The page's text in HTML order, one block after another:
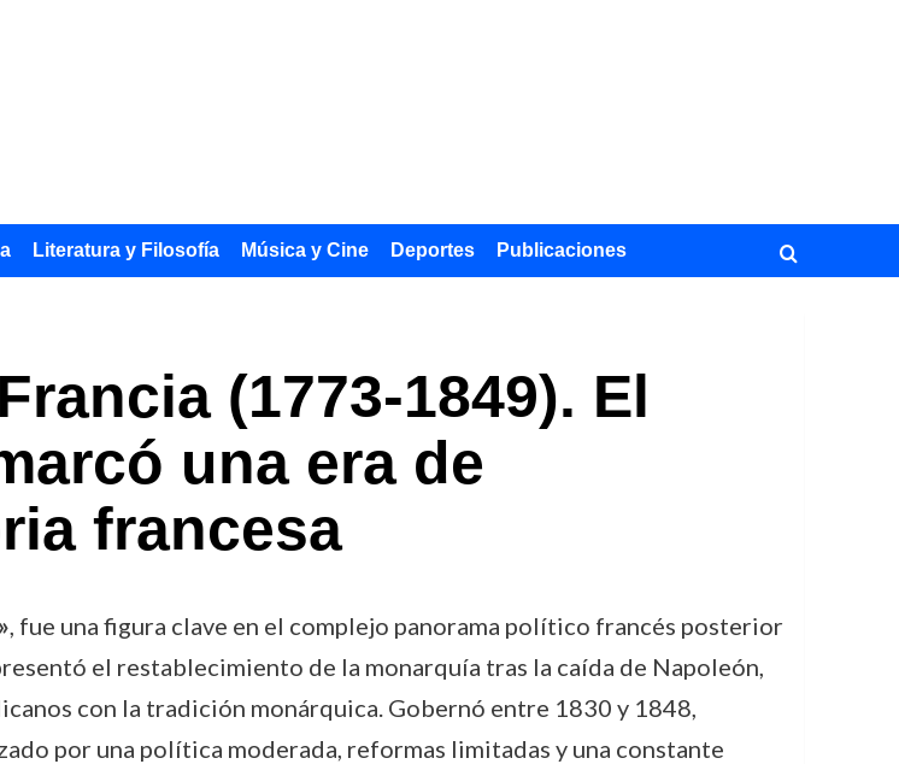
Literatura y Filosofía Música y Cine Deportes Publicaciones
(1773-1849). El
una era de
francesa
, fue una figura clave en el complejo panorama político francés posterior
el restablecimiento de la monarquía tras la caída de Napoleón,
con la tradición monárquica. Gobernó entre 1830 y 1848,
por una política moderada, reformas limitadas y una constante